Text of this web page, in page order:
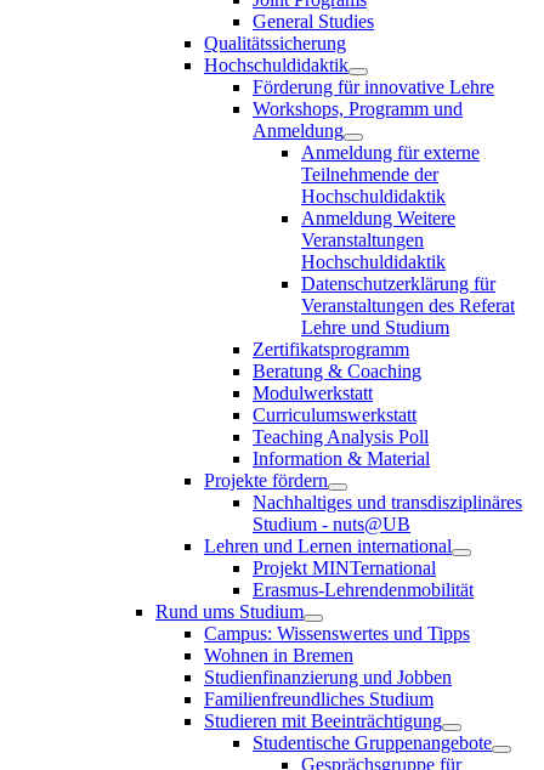
General Studies
Qualitätssicherung
Hochschuldidaktik
Förderung für innovative Lehre
Workshops, Programm und
Anmeldung
Anmeldung für externe
Teilnehmende der
Hochschuldidaktik
Anmeldung Weitere
Veranstaltungen
Hochschuldidaktik
Datenschutzerklärung für
Veranstaltungen des Referat
Lehre und Studium
Zertifikatsprogramm
Beratung & Coaching
Modulwerkstatt
Curriculumswerkstatt
Teaching Analysis Poll
Information & Material
Projekte fördern
Nachhaltiges und transdisziplinäres
Studium - nuts@UB
Lehren und Lernen international
Projekt MINTernational
Erasmus-Lehrendenmobilität
Rund ums Studium
Campus: Wissenswertes und Tipps
Wohnen in Bremen
Studienfinanzierung und Jobben
Familienfreundliches Studium
Studieren mit Beeinträchtigung
Studentische Gruppenangebote
Gesprächsgruppe für